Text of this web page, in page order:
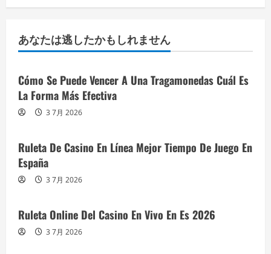
あなたは逃したかもしれません
Cómo Se Puede Vencer A Una Tragamonedas Cuál Es
La Forma Más Efectiva
3 7月 2026
Ruleta De Casino En Línea Mejor Tiempo De Juego En
España
3 7月 2026
Ruleta Online Del Casino En Vivo En Es 2026
3 7月 2026